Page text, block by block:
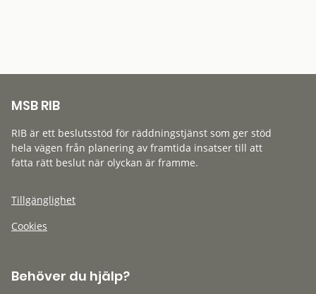
MSB RIB
RIB är ett beslutsstöd för räddningstjänst som ger stöd
hela vägen från planering av framtida insatser till att
fatta rätt beslut när olyckan är framme.
Tillgänglighet
Cookies
Behöver du hjälp?